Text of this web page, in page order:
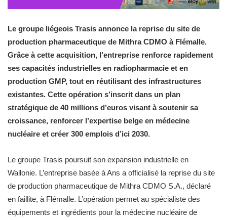
Le groupe liégeois Trasis annonce la reprise du site de
production pharmaceutique de Mithra CDMO à Flémalle.
Grâce à cette acquisition, l’entreprise renforce rapidement
ses capacités industrielles en radiopharmacie et en
production GMP, tout en réutilisant des infrastructures
existantes. Cette opération s’inscrit dans un plan
stratégique de 40 millions d’euros visant à soutenir sa
croissance, renforcer l’expertise belge en médecine
nucléaire et créer 300 emplois d’ici 2030.
Le groupe Trasis poursuit son expansion industrielle en
Wallonie. L’entreprise basée à Ans a officialisé la reprise du site
de production pharmaceutique de Mithra CDMO S.A., déclaré
en faillite, à Flémalle. L’opération permet au spécialiste des
équipements et ingrédients pour la médecine nucléaire de